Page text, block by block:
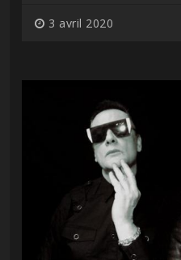
3 avril 2020